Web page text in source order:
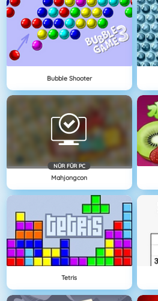
Bubble Shooter
NÜR FÜR PC
Mahjongcon
Tetris